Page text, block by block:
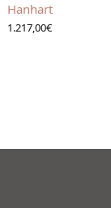
Hanhart
1.217,00€